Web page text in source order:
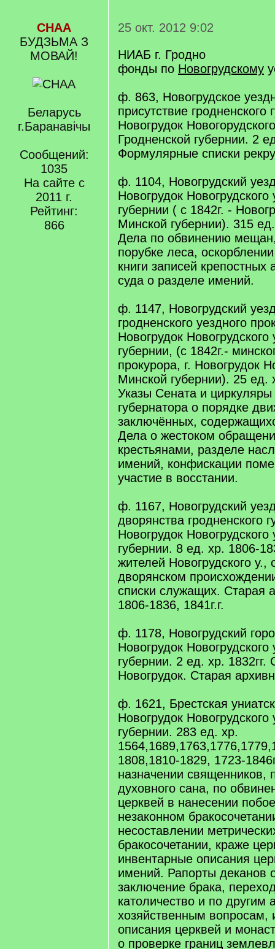
СНАА
БУДЗЬМА З
МОВАЙ!
Беларусь
г.Баранавічы
Сообщений:
1035
На сайте с
2011 г.
Рейтинг:
866
25 окт. 2012 9:02
НИАБ г. Гродно
фонды по Новогрудскому
ф. 863, Новогрудское
присутствие гродненского
Новогрудок
Гродненской губернии. 2
Формулярные списки
ф. 1104, Новогрудский
Новогрудок
губернии ( с 1842г. -
Минской губернии). 315
Дела по обвинению
порубке леса,
книги записей крепостных
суда о разделе имений.
ф. 1147, Новогрудский
гродненского уездного
Новогрудок
губернии, (с 1842г.-
прокурора, г. Новогрудок
Минской губернии). 25 ед.
Указы Сената и циркуляры
губернатора о порядке
заключённых,
Дела о жестоком
крестьянами, разделе
имений, конфискации
участие в восстании.
ф. 1167, Новогрудский
дворянства гродненского
Новогрудок
губернии. 8 ед. хр. 1806-
жителей Новогрудского у.,
дворянском
списки служащих. Старая
1806-1836, 1841г.г.
ф. 1178, Новогрудский
Новогрудок
губернии. 2 ед. хр. 1832гг.
Новогрудок. Старая
ф. 1621, Брестская
Новогрудок
губернии. 283 ед. хр.
1808,1810-1829, 1723-
назначении священников,
духовного сана, по
церквей в нанесении
незаконном
несоставлении
бракосочетании, краже
инвентарные описания
имений. Рапорты деканов
заключение брака,
католичество и по другим
хозяйственным вопросам,
описания церквей и
о проверке границ